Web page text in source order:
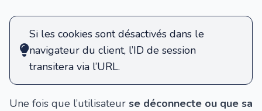
Si les cookies sont désactivés dans le
navigateur du client, l’ID de session
transitera via l’URL.
Une fois que l’utilisateur se déconnecte ou que sa